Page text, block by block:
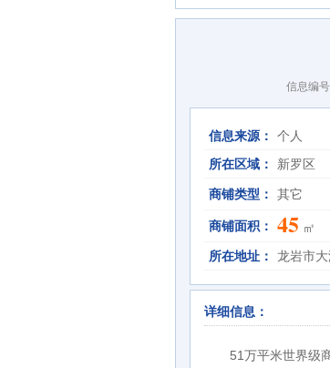
信息编
信息来源： 个人
所在区域：
新罗区
商铺类型： 其它
商铺面积： 45 ㎡
所在地址： 龙岩市
详细信息：
51万平米世界级